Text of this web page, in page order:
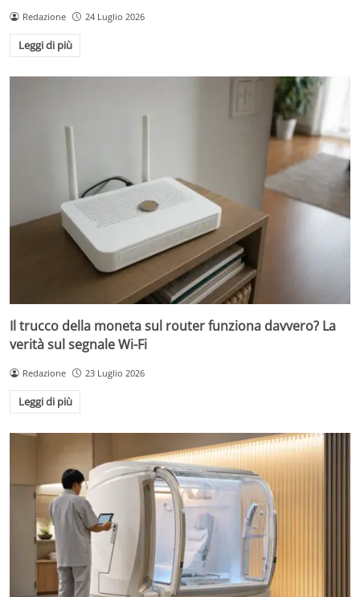
Redazione 24 Luglio 2026
Leggi di più
Il trucco della moneta sul router funziona davvero? La
verità sul segnale Wi-Fi
Redazione 23 Luglio 2026
Leggi di più